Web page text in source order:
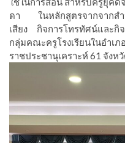
ดา ในหลักสูตรจากจากสำ
เสียง กิจการโทรทัศน์และ
กลุ่มคณะครูโรงเรียนในอำเ
ราชประชานุเคราะห์ 61 จังห